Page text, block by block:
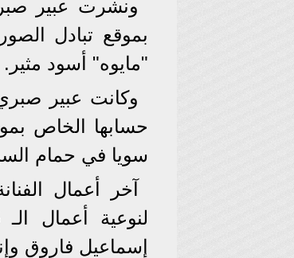
ونشرت عبير
بموقع تبادل
"مايوه" أسود مثير.
وكانت عبير
حسابها الخاص
سويا في حمام
آخر أعمال
إسماعيل فاروق